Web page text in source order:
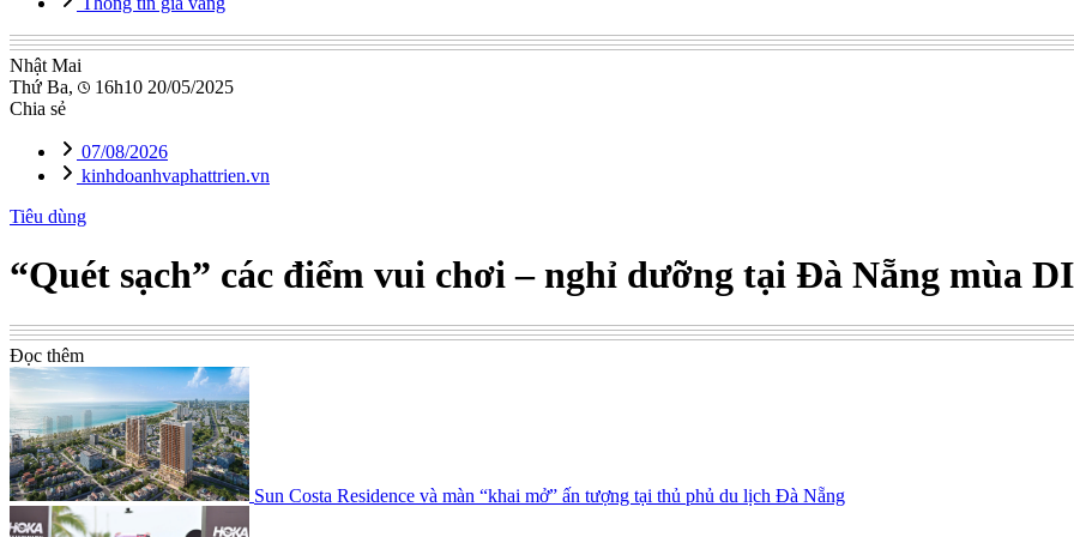
Nhật Mai
Thứ Ba,
16h10 20/05/2025
Chia sẻ
07/08/2026
kinhdoanhvaphattrien.vn
Tiêu dùng
“Quét sạch” các điểm vui chơi – nghỉ dưỡng tại Đà Nẵng mùa
Đọc thêm
Sun Costa Residence và màn “khai mở” ấn tượng tại thủ phủ du lịch Đà Nẵng